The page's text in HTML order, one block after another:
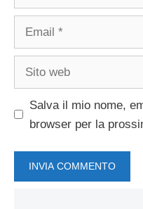
Salva il mio nome,
browser per la